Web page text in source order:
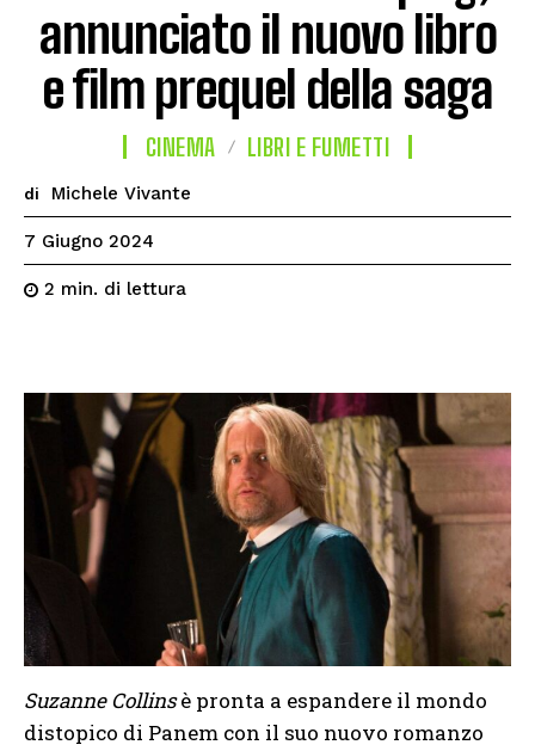
annunciato il nuovo libro
e film prequel della saga
CINEMA LIBRI E FUMETTI
di Michele Vivante
7 Giugno 2024
2 min. di lettura
Suzanne Collinsè pronta a espandere il mondo
distopico di Panem con il suo nuovo romanzo